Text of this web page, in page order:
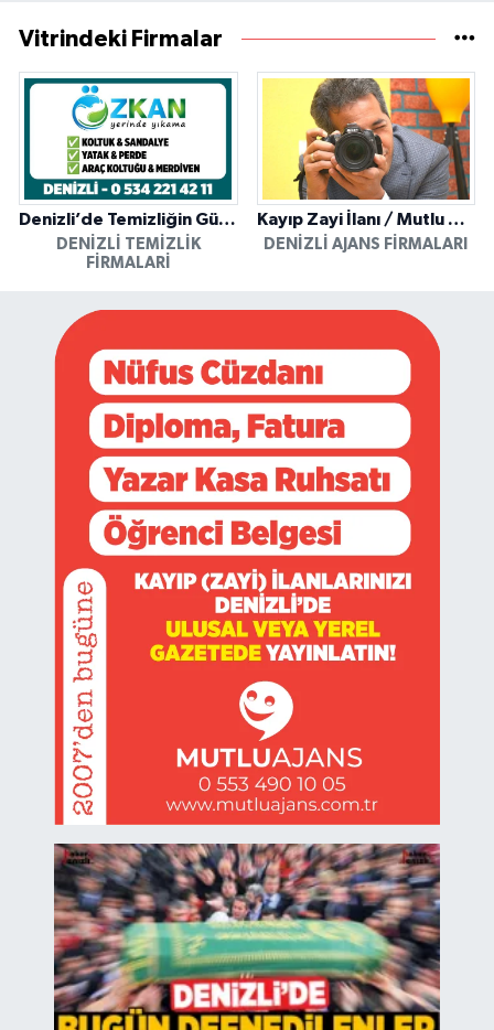
Vitrindeki Firmalar
Denizli’de Temizliğin Güvenilir Adresi: Özkan Yerinde Yıkama
DENIZLI TEMIZLIK
FIRMALARI
Kayıp Zayi İlanı / Mutlu Ajans / Denizli
DENIZLI AJANS FIRMALARI